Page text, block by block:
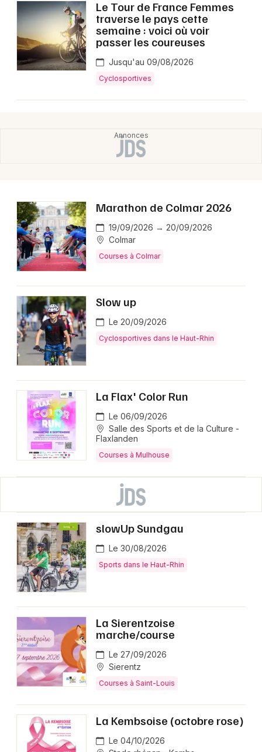
Le Tour de France Femmes
traverse le pays cette
semaine : voici où voir
passer les coureuses
Jusqu'au 09/08/2026
Cyclosportives
Marathon de Colmar 2026
19/09/2026 → 20/09/2026
Colmar
Courses à Colmar
Slow up
Le 20/09/2026
Cyclosportives dans le Haut-Rhin
La Flax' Color Run
Le 06/09/2026
Salle des Sports et de la Culture -
Flaxlanden
Courses à Mulhouse
slowUp Sundgau
Le 30/08/2026
Sports dans le Haut-Rhin
La Sierentzoise
marche/course
Le 27/09/2026
Sierentz
Courses à Saint-Louis
La Kembsoise (octobre rose)
Le 04/10/2026